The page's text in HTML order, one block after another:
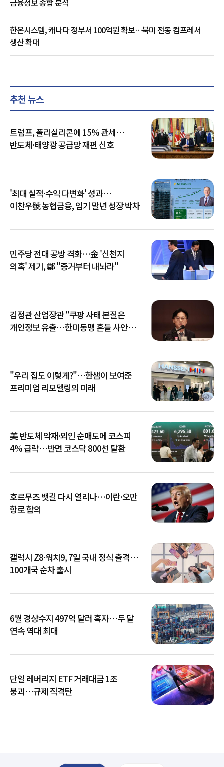
한온시스템, 캐나다 정부서 100억원 확보…북미 전동 컴프레서
생산 확대
추천 뉴스
트럼프, 폴리실리콘에 15% 관세…
반도체·태양광 공급망 재편 신호
'최대 실적·수익 다변화' 성과…
이찬우號 농협금융, 임기 말년 성장 박차
민주당 전대 공방 격화…金 '신천지
의혹' 제기, 鄭 "증거부터 내놔라"
김정관 산업장관 "쿠팡 사태 본질은
개인정보 유출…한미동맹 흔들 사안
"우리 집도 이렇게?"…한샘이 보여준
프리미엄 리모델링의 미래
美 반도체 악재·외인 순매도에 코스피
4% 급락…반면 코스닥 800선 탈환
호르무즈 뱃길 다시 열리나…이란·오만
항로 합의
갤럭시 Z8·워치9, 7일 국내 정식 출격…
100개국 순차 출시
6월 경상수지 497억 달러 흑자…두 달
연속 역대 최대
단일 레버리지 ETF 거래대금 1조
붕괴…규제 직격탄